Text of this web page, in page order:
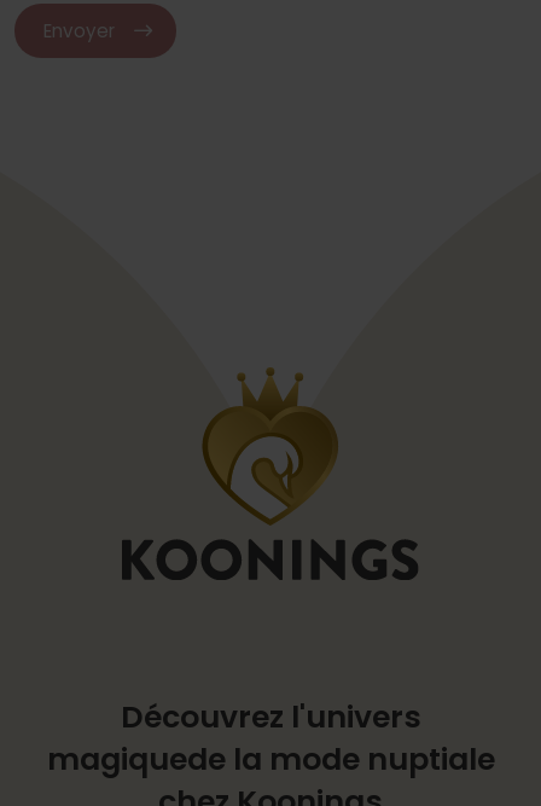
Envoyer
Découvrez l'univers
magiquede la mode nuptiale